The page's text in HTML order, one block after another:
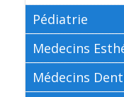
Pédiatrie